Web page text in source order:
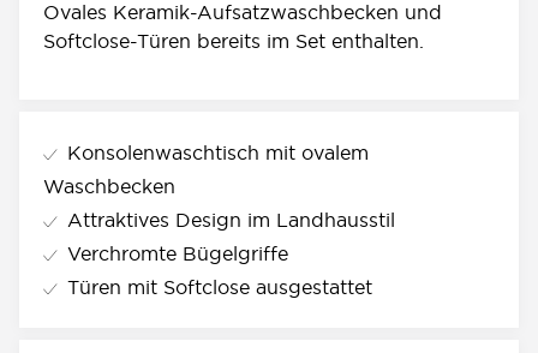
Ovales Keramik-Aufsatzwaschbecken und
Softclose-Türen bereits im Set enthalten.
Konsolenwaschtisch mit ovalem
Waschbecken
Attraktives Design im Landhausstil
Verchromte Bügelgriffe
Türen mit Softclose ausgestattet